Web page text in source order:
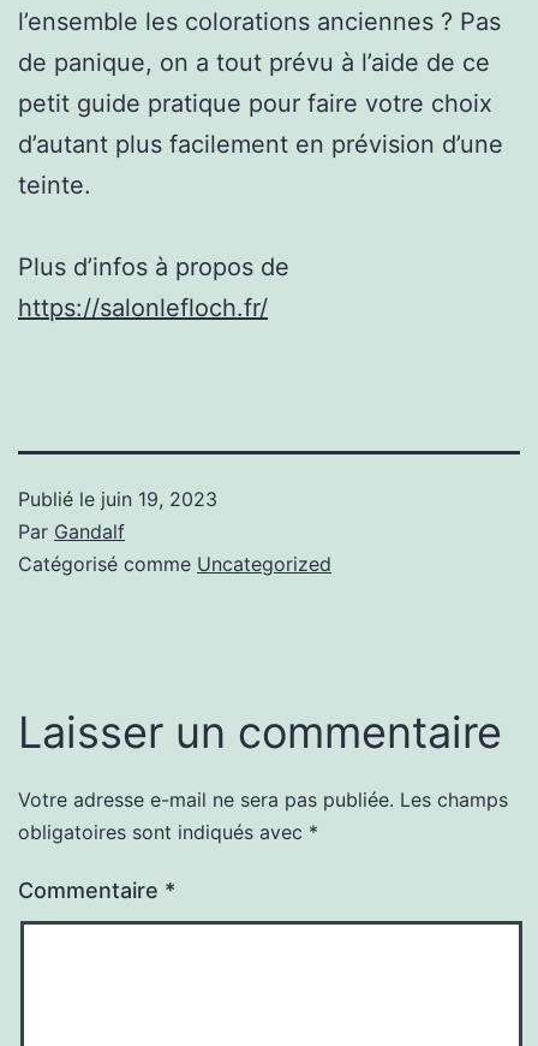
l’ensemble les colorations anciennes ? Pas
de panique, on a tout prévu à l’aide de ce
petit guide pratique pour faire votre choix
d’autant plus facilement en prévision d’une
teinte.
Plus d’infos à propos de
https://salonlefloch.fr/
Publié le juin 19, 2023
Par Gandalf
Catégorisé comme Uncategorized
Laisser un commentaire
Votre adresse e-mail ne sera pas publiée. Les champs
obligatoires sont indiqués avec *
Commentaire *